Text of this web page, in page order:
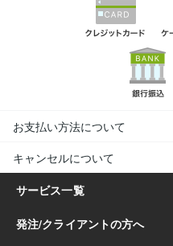
お支払い方法について
キャンセルについて